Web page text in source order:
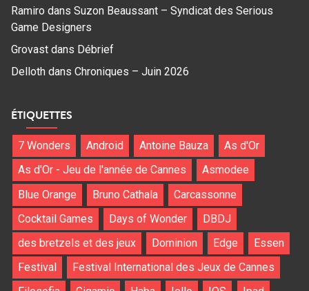
Ramiro dans Suzon Beaussant – Syndicat des Serious
Game Designers
Grovast dans Débrief
Delloth dans Chroniques – Juin 2026
ÉTIQUETTES
7 Wonders Android Antoine Bauza
As d'Or
As d'Or - Jeu de l'année de Cannes
Asmodee
Blue Orange
Bruno Cathala
Carcassonne
Cocktail Games
Days of Wonder
DBDJ
des bretzels et des jeux
Dominion Edge
Essen
Festival
Festival International des Jeux de Cannes